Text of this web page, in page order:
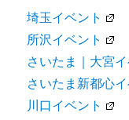
埼玉イベント
所沢イベント
さいたま｜大宮イ
さいたま新都心イ
川口イベント